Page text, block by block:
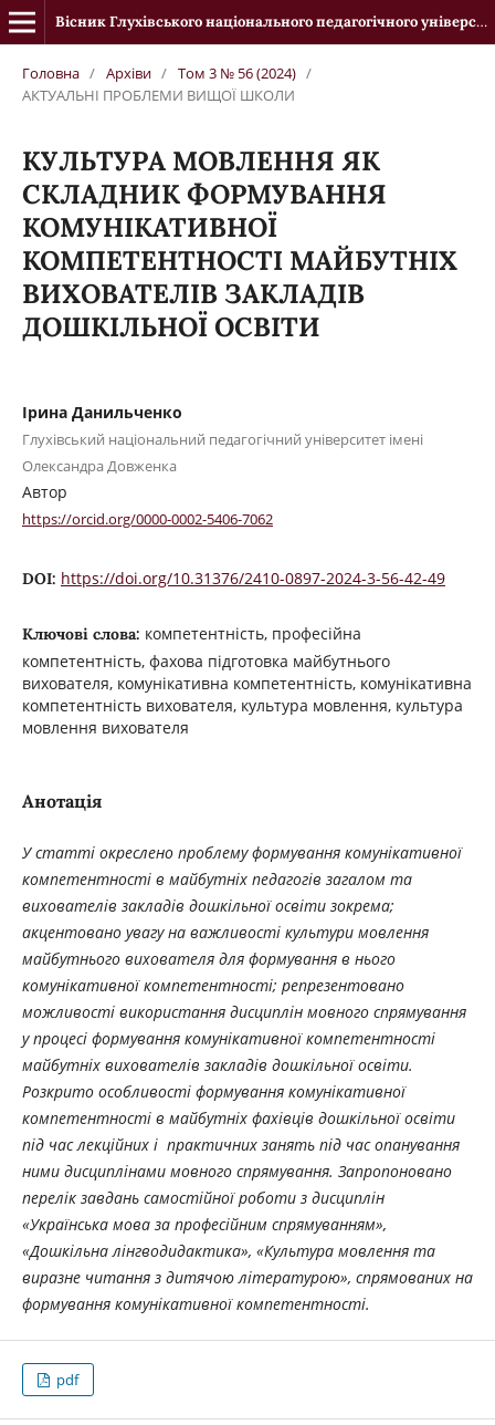
Вісник Глухівського національного педагогічного університету імені Олександра Довженка
Головна / Архіви / Том 3 № 56 (2024) /
АКТУАЛЬНІ ПРОБЛЕМИ ВИЩОЇ ШКОЛИ
КУЛЬТУРА МОВЛЕННЯ ЯК
СКЛАДНИК ФОРМУВАННЯ
КОМУНІКАТИВНОЇ
КОМПЕТЕНТНОСТІ МАЙБУТНІХ
ВИХОВАТЕЛІВ ЗАКЛАДІВ
ДОШКІЛЬНОЇ ОСВІТИ
Ірина Данильченко
Глухівський національний педагогічний університет імені
Олександра Довженка
Автор
https://orcid.org/0000-0002-5406-7062
DOI: https://doi.org/10.31376/2410-0897-2024-3-56-42-49
Ключові слова: компетентність, професійна
компетентність, фахова підготовка майбутнього
вихователя, комунікативна компетентність, комунікативна
компетентність вихователя, культура мовлення, культура
мовлення вихователя
Анотація
У статті окреслено проблему формування комунікативної
компетентності в майбутніх педагогів загалом та
вихователів закладів дошкільної освіти зокрема;
акцентовано увагу на важливості культури мовлення
майбутнього вихователя для формування в нього
комунікативної компетентності; репрезентовано
можливості використання дисциплін мовного спрямування
у процесі формування комунікативної компетентності
майбутніх вихователів закладів дошкільної освіти.
Розкрито особливості формування комунікативної
компетентності в майбутніх фахівців дошкільної освіти
під час лекційних і практичних занять під час опанування
ними дисциплінами мовного спрямування. Запропоновано
перелік завдань самостійної роботи з дисциплін
«Українська мова за професійним спрямуванням»,
«Дошкільна лінгводидактика», «Культура мовлення та
виразне читання з дитячою літературою», спрямованих на
формування комунікативної компетентності.
pdf